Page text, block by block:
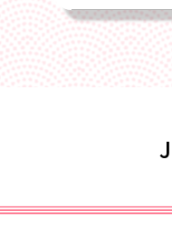
2025/02/22
4月17日、
にて開催しま
2月18日、第